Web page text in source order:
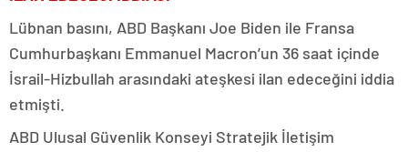
Lübnan basını, ABD Başkanı Joe Biden ile Fransa
Cumhurbaşkanı Emmanuel Macron’un 36 saat içinde
İsrail-Hizbullah arasındaki ateşkesi ilan edeceğini iddia
etmişti.
ABD Ulusal Güvenlik Konseyi Stratejik İletişim